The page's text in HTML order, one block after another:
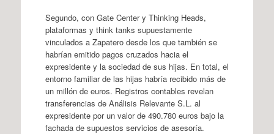
Segundo, con Gate Center y Thinking Heads,
plataformas y think tanks supuestamente
vinculados a Zapatero desde los que también se
habrían emitido pagos cruzados hacia el
expresidente y la sociedad de sus hijas. En total, el
entorno familiar de las hijas habría recibido más de
un millón de euros. Registros contables revelan
transferencias de Análisis Relevante S.L. al
expresidente por un valor de 490.780 euros bajo la
fachada de supuestos servicios de asesoría.